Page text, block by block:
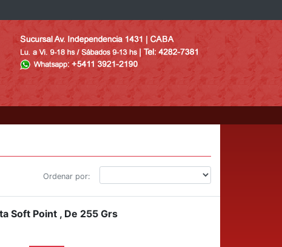
Ordenar por:
Soft Point , De 255 Grs